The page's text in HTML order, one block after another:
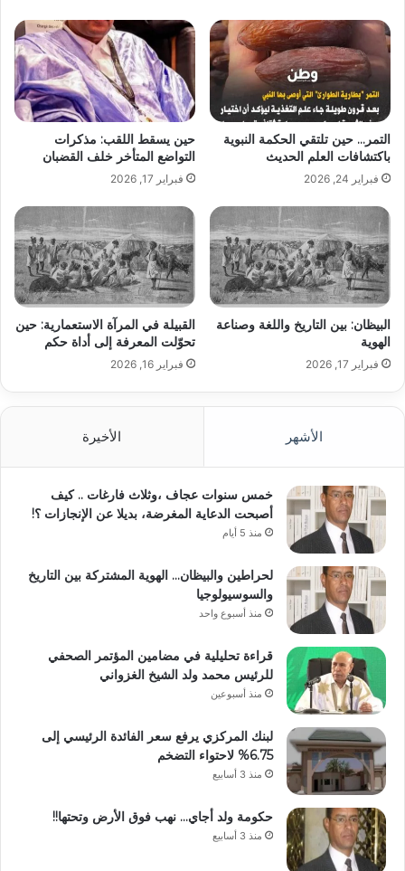
التمر… حين تلتقي الحكمة النبوية
باكتشافات العلم الحديث
فبراير 24, 2026
حين يسقط اللقب: مذكرات
التواضع المتأخر خلف القضبان
فبراير 17, 2026
البيظان: بين التاريخ واللغة وصناعة
الهوية
فبراير 17, 2026
القبيلة في المرآة الاستعمارية: حين
تحوّلت المعرفة إلى أداة حكم
فبراير 16, 2026
الأشهر الأخيرة
خمس سنوات عجاف ،وثلاث فارغات .. كيف
أصبحت الدعاية المغرضة، بديلا عن الإنجازات ؟!
منذ 5 أيام
لحراطين والبيظان… الهوية المشتركة بين التاريخ
والسوسيولوجيا
منذ أسبوع واحد
قراءة تحليلية في مضامين المؤتمر الصحفي
للرئيس محمد ولد الشيخ الغزواني
منذ أسبوعين
لبنك المركزي يرفع سعر الفائدة الرئيسي إلى
6.75% لاحتواء التضخم
منذ 3 أسابيع
حكومة ولد أجاي… نهب فوق الأرض وتحتها!!
منذ 3 أسابيع